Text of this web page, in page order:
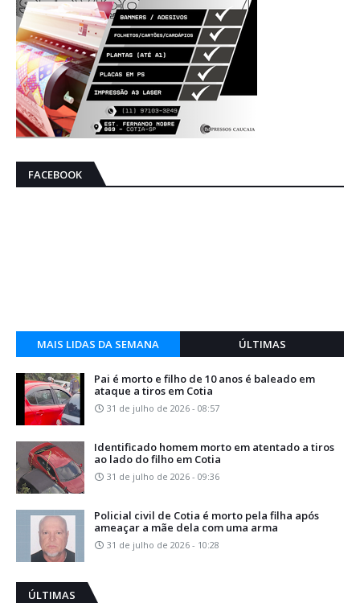
FACEBOOK
MAIS LIDAS DA SEMANA ÚLTIMAS
Pai é morto e filho de 10 anos é baleado em
ataque a tiros em Cotia
31 de julho de 2026 - 08:57
Identificado homem morto em atentado a tiros
ao lado do filho em Cotia
31 de julho de 2026 - 09:36
Policial civil de Cotia é morto pela filha após
ameaçar a mãe dela com uma arma
31 de julho de 2026 - 10:28
ÚLTIMAS